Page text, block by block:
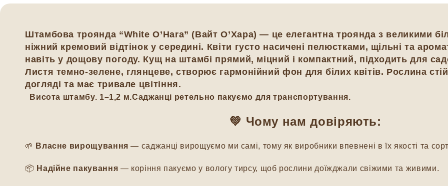
Штамбова троянда “White O’Hara” (Вайт О’Хара) — це елегантна троянда з великими
ніжний кремовий відтінок у середині. Квіти густо насичені пелюстками, щільні та
навіть у дощову погоду. Кущ на штамбі прямий, міцний і компактний, підходить для
Листя темно-зелене, глянцеве, створює гармонійний фон для білих квітів. Рослина
догляді та має тривале цвітіння.
Висота штамбу. 1–1,2 м.Саджанці ретельно пакуємо для транспортування.
💚 Чому нам довіряють:
🌱 Власне вирощування — саджанці вирощуємо ми самі, тому як виробники впевнені в їх якості та
📦 Надійне пакування — коріння пакуємо у вологу тирсу, щоб рослини доїжджали свіжими та живими.